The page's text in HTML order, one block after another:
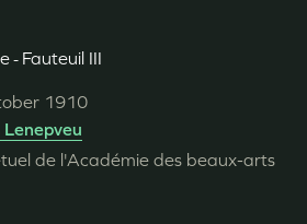
Fauteuil III
1910
Lenepveu
de l'Académie des beaux-arts